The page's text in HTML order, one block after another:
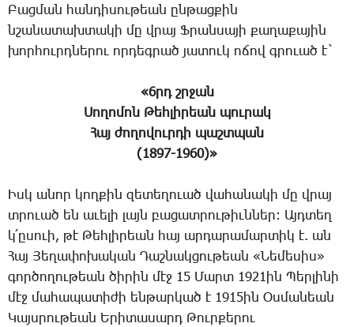
­Բաց­ման հան­դի­սու­թեան ըն­թաց­քին
նշա­նա­տախ­տա­կի մը վրայ Ֆ­րան­սա­յի քա­ղա­քա­յին
խոր­հուրդ­նե­րու որ­դեգ­րած յա­տուկ ո­ճով գրո­ւած է`
«6րդ շր­ջան
­Սո­ղո­մոն ­Թեհ­լի­րեան պու­րակ
­Հայ ժո­ղո­վուր­դի պաշտ­պան
(1897-1960)»
Իսկ ա­նոր կող­քին զե­տե­ղո­ւած վա­հա­նա­կի մը վրայ
տրո­ւած են ա­ւե­լի լայն բա­ցատ­րու­թիւն­ներ: Այդ­տեղ
կ­՛ը­սո­ւի, թէ ­Թեհ­լի­րեան հայ ար­դա­րա­մար­տիկ է. ան
­Հայ ­Յե­ղա­փո­խա­կան ­Դաշ­նակ­ցու­թեան «­Նե­մե­սիս»
գոր­ծո­ղու­թեան ծի­րին մէջ 15 ­Մարտ 1921ին ­Պեր­լի­նի
մէջ մա­հա­պա­տի­ժի են­թար­կած է 1915ին Օս­մա­նեան
­Կայս­րու­թեան Ե­րի­տա­սարդ ­Թուր­քե­րու